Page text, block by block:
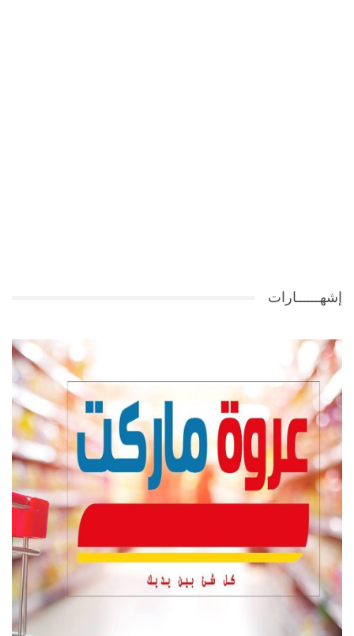
إشهــــــارات